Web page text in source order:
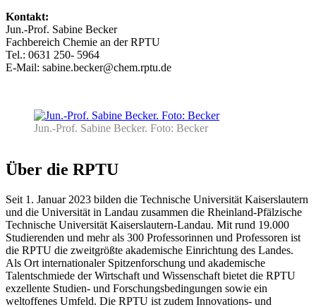
Kontakt:
Jun.-Prof. Sabine Becker
Fachbereich Chemie an der RPTU
Tel.: 0631 250- 5964
E-Mail: sabine.becker@chem.rptu.de
Jun.-Prof. Sabine Becker. Foto: Becker
Über die RPTU
Seit 1. Januar 2023 bilden die Technische Universität Kaiserslautern
und die Universität in Landau zusammen die Rheinland-Pfälzische
Technische Universität Kaiserslautern-Landau. Mit rund 19.000
Studierenden und mehr als 300 Professorinnen und Professoren ist
die RPTU die zweitgrößte akademische Einrichtung des Landes.
Als Ort internationaler Spitzenforschung und akademische
Talentschmiede der Wirtschaft und Wissenschaft bietet die RPTU
exzellente Studien- und Forschungsbedingungen sowie ein
weltoffenes Umfeld. Die RPTU ist zudem Innovations- und